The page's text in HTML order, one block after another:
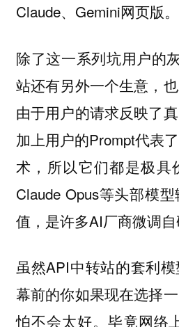
Claude、Gemini网页版。
除了这一系列坑用户的
站还有另外一个生意，也
由于用户的请求反映了
加上用户的Prompt代表
术，所以它们都是极具
Claude Opus等头部模
值，是许多AI厂商微调自
虽然API中转站的套利
幕前的你如果现在选择
怕不会太好。毕竟网络